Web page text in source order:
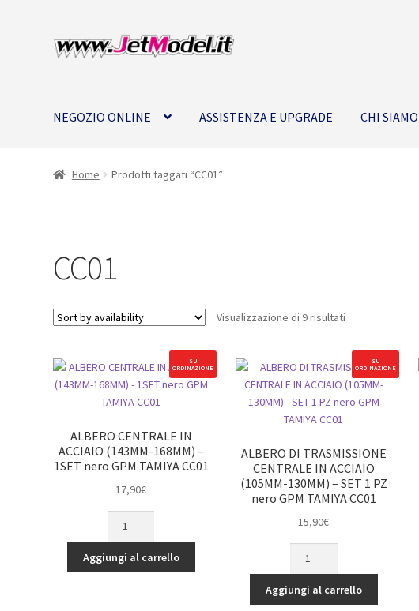
Vai
alla
Vai
al
NEGOZIO ONLINE ASSISTENZA E UPGRADE CHI SIAMO
Home Prodotti taggati “CC01”
CC01
Visualizzazione di 9 risultati
SU
ORDINAZIONE
ALBERO CENTRALE IN
ACCIAIO (143MM-168MM) –
1SET nero GPM TAMIYA CC01
17,90€
IN
ACCIAIO
Aggiungi al carrello
SU
ORDINAZIONE
ALBERO DI TRASMISSIONE
CENTRALE IN ACCIAIO
(105MM-130MM) – SET 1 PZ
nero GPM TAMIYA CC01
15,90€
TRASMISSIONE
CENTRALE
Aggiungi al carrello